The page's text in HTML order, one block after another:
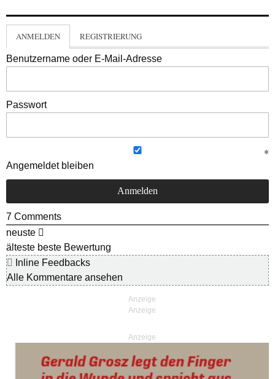
ANMELDEN REGISTRIERUNG
Benutzername oder E-Mail-Adresse
Passwort
Angemeldet bleiben
7 Comments
neuste
älteste beste Bewertung
Inline Feedbacks
Alle Kommentare ansehen
Anzeige